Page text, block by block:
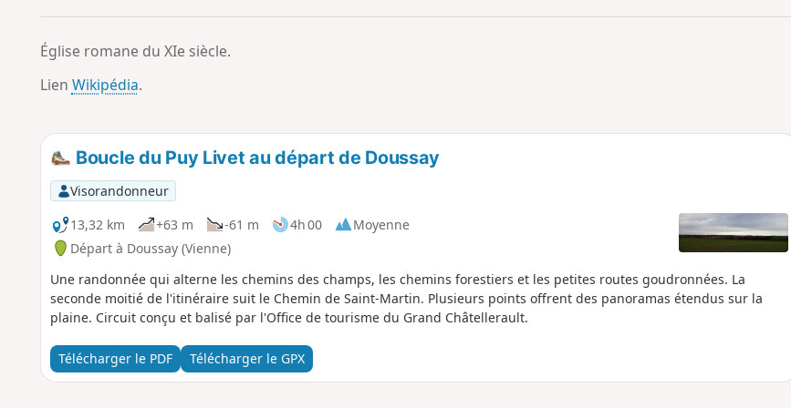
a
o
Église romane du XIe siècle.
Lien Wikipédia.
Boucle du Puy Livet au départ de Doussay
Visorandonneur
13,32 km
+63 m -61 m 4h 00
Moyenne
Départ à Doussay (Vienne)
Une randonnée qui alterne les chemins des champs, les chemins forestiers et les petites routes goudronnées. La
seconde moitié de l'itinéraire suit le Chemin de Saint-Martin. Plusieurs points offrent des panoramas étendus sur la
plaine. Circuit conçu et balisé par l'Office de tourisme du Grand Châtellerault.
Télécharger le PDF Télécharger le GPX